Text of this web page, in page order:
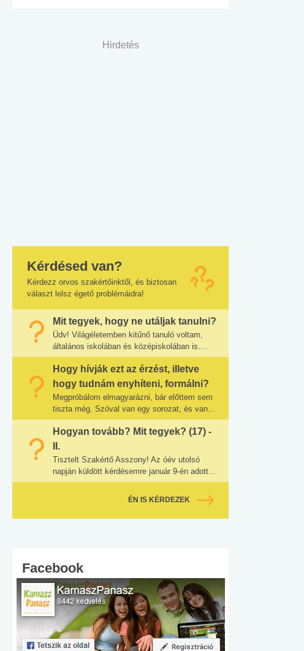
Hirdetés
Kérdésed van?
Kérdezz orvos szakértőinktől, és biztosan
választ lelsz égető problémáidra!
Mit tegyek, hogy ne utáljak tanulni?
Üdv! Világéletemben kitűnő tanuló voltam,
általános iskolában és középiskolában is....
Hogy hívják ezt az érzést, illetve
hogy tudnám enyhíteni, formálni?
Megpróbálom elmagyarázni, bár előttem sem
tiszta még. Szóval van egy sorozat, és van...
Hogyan tovább? Mit tegyek? (17) -
II.
Tisztelt Szakértő Asszony! Az óév utolsó
napján küldött kérdésemre január 9-én adott...
ÉN IS KÉRDEZEK
Facebook